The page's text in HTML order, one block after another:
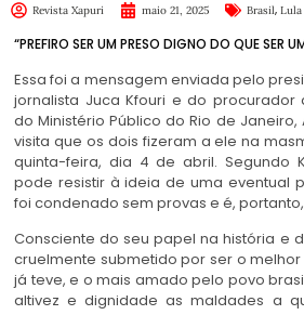
Revista Xapuri maio 21, 2025 Brasil, Lula
“PREFIRO SER UM PRESO DIGNO DO QUE SER
Essa foi a mensagem enviada pelo
jornalista Juca Kfouri e do procurador
do Ministério Público do Rio de
visita que os dois fizeram a ele na
quinta-feira, dia 4 de abril. Segundo
pode resistir à ideia de uma eventual
foi condenado sem provas e é,
Consciente do seu papel na história e
cruelmente submetido por ser o
já teve, e o mais amado pelo povo
altivez e dignidade as maldades a